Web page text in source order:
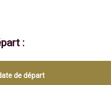
:
de départ